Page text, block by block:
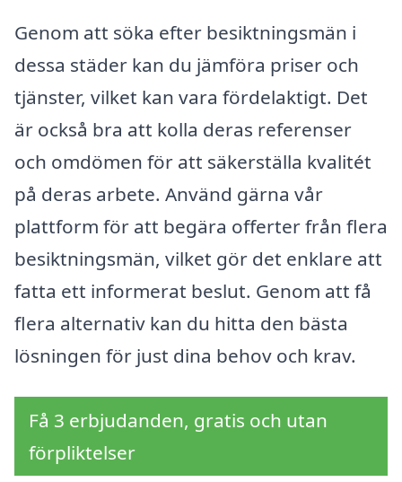
Genom att söka efter besiktningsmän i
dessa städer kan du jämföra priser och
tjänster, vilket kan vara fördelaktigt. Det
är också bra att kolla deras referenser
och omdömen för att säkerställa kvalitét
på deras arbete. Använd gärna vår
plattform för att begära offerter från flera
besiktningsmän, vilket gör det enklare att
fatta ett informerat beslut. Genom att få
flera alternativ kan du hitta den bästa
lösningen för just dina behov och krav.
Få 3 erbjudanden, gratis och utan
förpliktelser